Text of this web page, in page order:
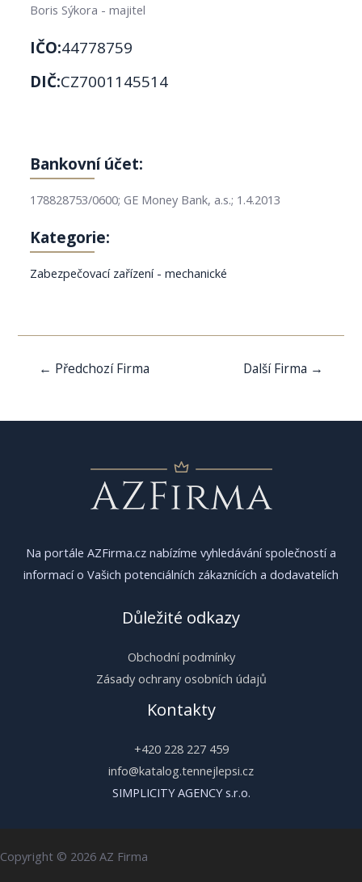
Boris Sýkora - majitel
IČO:44778759
DIČ:CZ7001145514
Bankovní účet:
178828753/0600; GE Money Bank, a.s.; 1.4.2013
Kategorie:
Zabezpečovací zařízení - mechanické
Navigace
← Předchozí Firma Další Firma →
Na portále AZFirma.cz nabízíme vyhledávání společností a
informací o Vašich potenciálních zákaznících a dodavatelích
Důležité odkazy
Obchodní podmínky
Zásady ochrany osobních údajů
Kontakty
+420 228 227 459
info@katalog.tennejlepsi.cz
SIMPLICITY AGENCY s.r.o.
Copyright © 2026 AZ Firma